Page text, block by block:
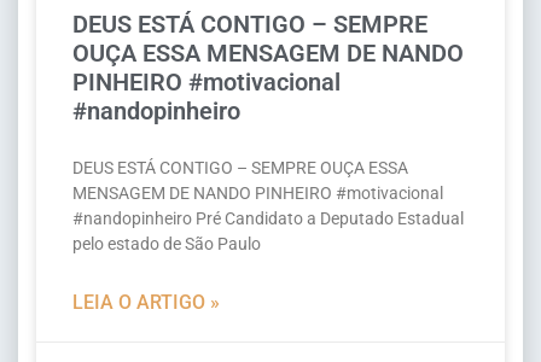
DEUS ESTÁ CONTIGO – SEMPRE
OUÇA ESSA MENSAGEM DE NANDO
PINHEIRO #motivacional
#nandopinheiro
DEUS ESTÁ CONTIGO – SEMPRE OUÇA ESSA
MENSAGEM DE NANDO PINHEIRO #motivacional
#nandopinheiro Pré Candidato a Deputado Estadual
pelo estado de São Paulo
LEIA O ARTIGO »